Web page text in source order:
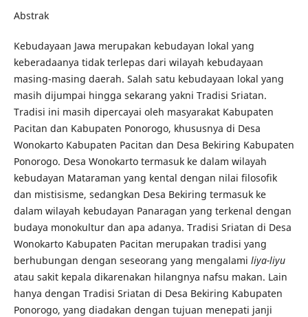
Abstrak
Kebudayaan Jawa merupakan kebudayan lokal yang
keberadaanya tidak terlepas dari wilayah kebudayaan
masing-masing daerah. Salah satu kebudayaan lokal yang
masih dijumpai hingga sekarang yakni Tradisi Sriatan.
Tradisi ini masih dipercayai oleh masyarakat Kabupaten
Pacitan dan Kabupaten Ponorogo, khususnya di Desa
Wonokarto Kabupaten Pacitan dan Desa Bekiring Kabupaten
Ponorogo. Desa Wonokarto termasuk ke dalam wilayah
kebudayan Mataraman yang kental dengan nilai filosofik
dan mistisisme, sedangkan Desa Bekiring termasuk ke
dalam wilayah kebudayan Panaragan yang terkenal dengan
budaya monokultur dan apa adanya. Tradisi Sriatan di Desa
Wonokarto Kabupaten Pacitan merupakan tradisi yang
berhubungan dengan seseorang yang mengalami liya-liyu
atau sakit kepala dikarenakan hilangnya nafsu makan. Lain
hanya dengan Tradisi Sriatan di Desa Bekiring Kabupaten
Ponorogo, yang diadakan dengan tujuan menepati janji